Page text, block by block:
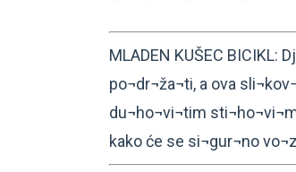
MLADEN KUŠEC BICIKL:
po¬dr¬ža¬ti, a ova
du¬ho¬vi¬tim
kako će se si¬gur¬no